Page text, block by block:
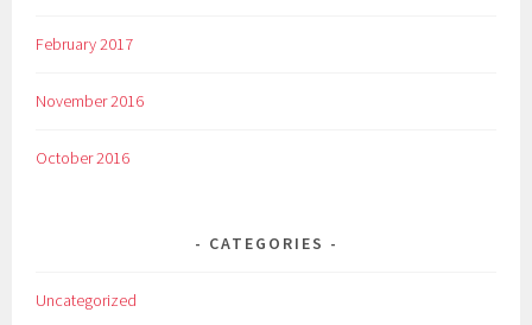
February 2017
November 2016
October 2016
CATEGORIES
Uncategorized